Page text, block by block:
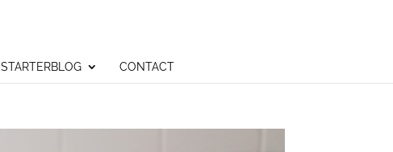
STARTERBLOG CONTACT